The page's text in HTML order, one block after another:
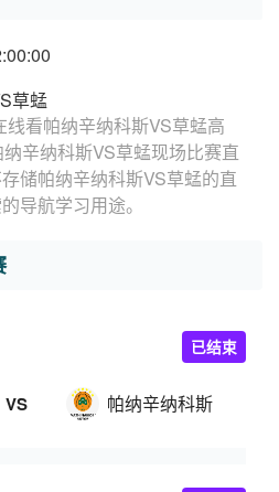
草蜢
看帕纳辛纳科斯VS草蜢高
辛纳科斯VS草蜢现场比赛直
储帕纳辛纳科斯VS草蜢的直
导航学习用途。
VS 帕纳辛纳科斯
已结束